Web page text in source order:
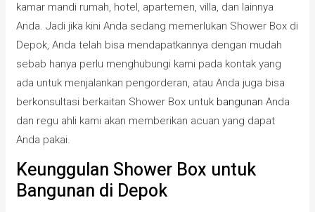
kamar mandi rumah, hotel, apartemen, villa, dan lainnya
Anda. Jadi jika kini Anda sedang memerlukan Shower Box di
Depok, Anda telah bisa mendapatkannya dengan mudah
sebab hanya perlu menghubungi kami pada kontak yang
ada untuk menjalankan pengorderan, atau Anda juga bisa
berkonsultasi berkaitan Shower Box untuk bangunan Anda
dan regu ahli kami akan memberikan acuan yang dapat
Anda pakai.
Keunggulan Shower Box untuk
Bangunan di Depok